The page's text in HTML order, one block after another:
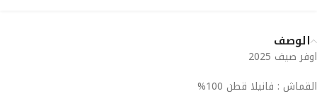
الوصف
اوفر صيف 2025
القماش : فانيلا قطن 100%